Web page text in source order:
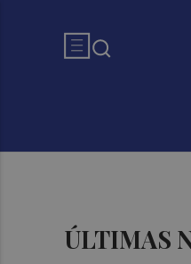
ÚLTIMAS